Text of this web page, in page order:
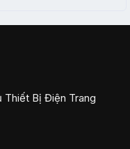
Thiết Bị Điện Trang